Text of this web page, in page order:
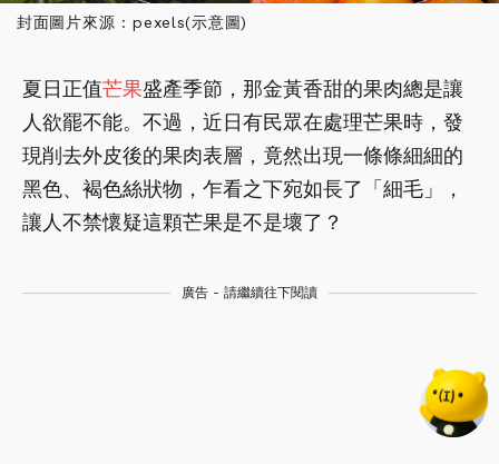
封面圖片來源 : pexels(示意圖)
夏日正值芒果盛產季節，那金黃香甜的果肉總是讓
人欲罷不能。不過，近日有民眾在處理芒果時，發
現削去外皮後的果肉表層，竟然出現一條條細細的
黑色、褐色絲狀物，乍看之下宛如長了「細毛」，
讓人不禁懷疑這顆芒果是不是壞了？
廣告 - 請繼續往下閱讀